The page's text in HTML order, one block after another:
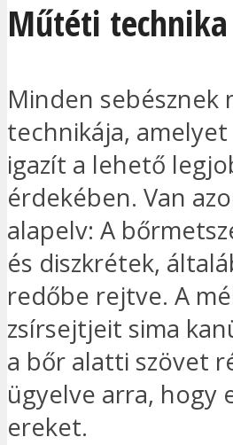
Műtéti technika
Minden sebésznek
technikája,
igazít a lehető
érdekében. Van
alapelv: A
és diszkrétek,
redőbe rejtve. A
zsírsejtjeit sima
a bőr alatti szövet
ügyelve arra, hogy
ereket.